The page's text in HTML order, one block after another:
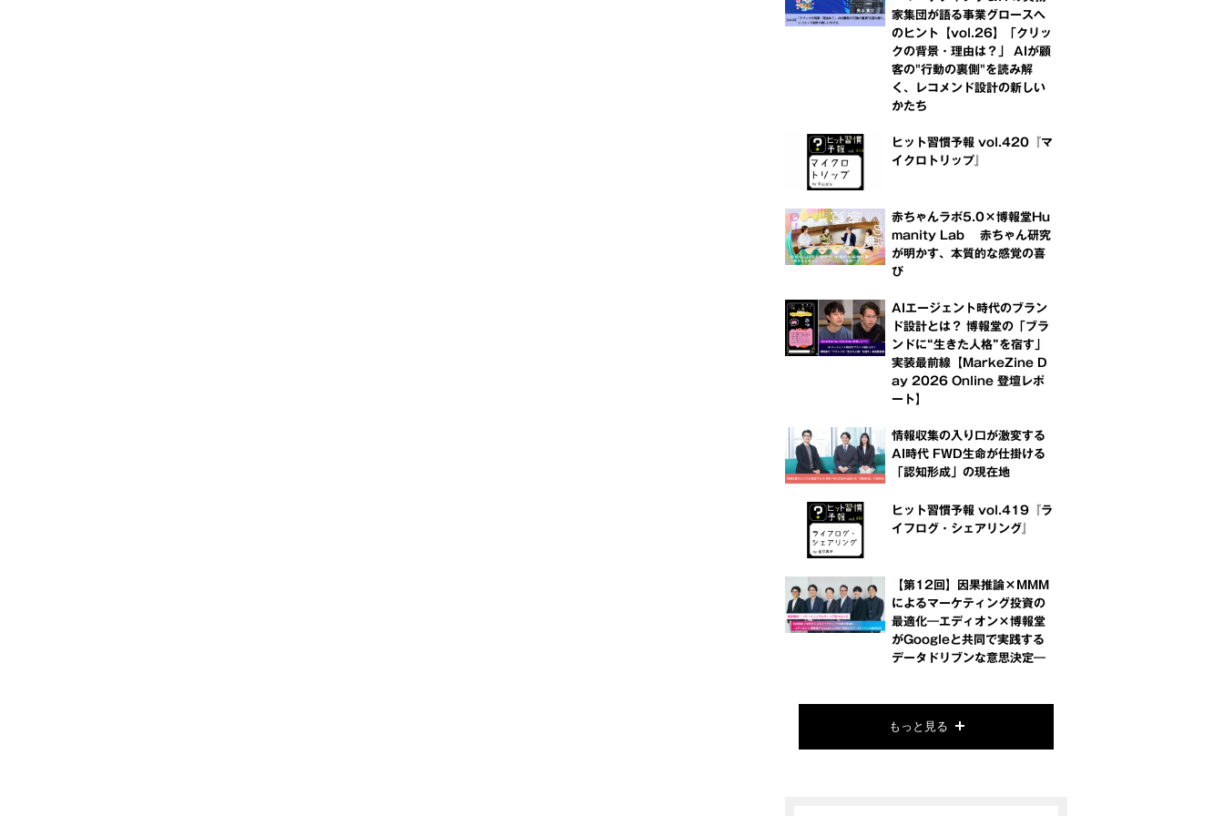
家集団が語る事業グロースへ
のヒント【vol.26】「クリッ
クの背景・理由は？」 AIが顧
客の"行動の裏側"を読み解
く、レコメンド設計の新しい
かたち
ヒット習慣予報 vol.420『マ
イクロトリップ』
赤ちゃんラボ5.0×博報堂Hu
manity Lab 赤ちゃん研究
が明かす、本質的な感覚の喜
び
AIエージェント時代のブラン
ド設計とは？ 博報堂の「ブラ
ンドに“生きた人格”を宿す」
実装最前線【MarkeZine D
ay 2026 Online 登壇レポ
ート】
情報収集の入り口が激変する
AI時代 FWD生命が仕掛ける
「認知形成」の現在地
ヒット習慣予報 vol.419『ラ
イフログ・シェアリング』
【第12回】因果推論×MMM
によるマーケティング投資の
最適化―エディオン×博報堂
がGoogleと共同で実践する
データドリブンな意思決定―
もっと見る